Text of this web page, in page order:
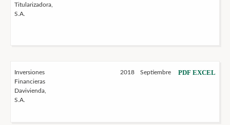
Titularizadora,
S.A.
Inversiones
Financieras
Davivienda,
S.A.
2018 Septiembre PDF EXCEL